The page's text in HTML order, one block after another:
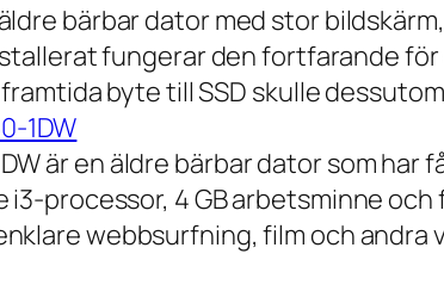
bärbar dator med stor
fungerar den fortfarande
byte till SSD skulle
1DW
är en äldre bärbar dator som
i3-processor, 4 GB arbetsminne
webbsurfning, film och andra